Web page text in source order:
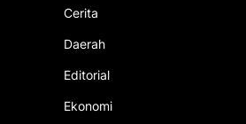
Cerita
Daerah
Editorial
Ekonomi